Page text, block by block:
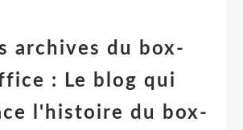
archives du box-
: Le blog qui
l'histoire du box-